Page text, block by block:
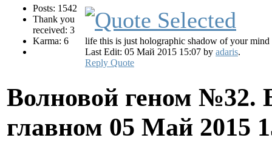
Posts: 1542
Thank you
received: 3
Karma: 6
life this is just holographic shadow of your mind
Last Edit: 05 Май 2015 15:07 by adaris.
Reply Quote
Волновой геном №32.
главном 05 Май 2015